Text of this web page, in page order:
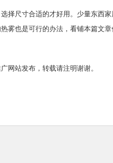
择尺寸合适的才好用。少量东西
雾也是可行的办法，看铺本篇文
网站发布，转载请注明谢谢。